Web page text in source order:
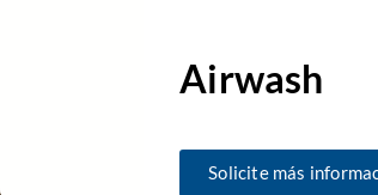
Airwash
Solicite más